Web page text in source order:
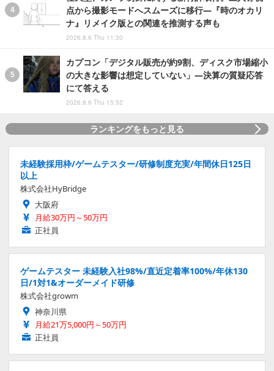
点から撮影モードへスムーズに移行―『時のオカリ
ナ』リメイク版との関連を推測する声も
2026.8.6 Thu 11:30
カプコン「デジタル販売が約9割、ディスク市場縮小
の大きな影響は想定していない」―決算の質疑応答
にて答える
2026.8.6 Thu 15:52
ランキングをもっと見る
未経験採用枠/ゲームテスター/研修制度充実/年間休日125日
以上
株式会社HyBridge
大阪府
月給30万円～50万円
正社員
ゲームテスター 未経験入社98%/直近定着率100%/年休130
日/1対1&オーダーメイド研修
株式会社growm
神奈川県
月給21万5,000円～50万円
正社員